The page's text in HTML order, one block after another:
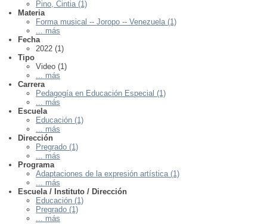
Pino, Cintia (1)
Materia
Forma musical -- Joropo -- Venezuela (1)
... más
Fecha
2022 (1)
Tipo
Video (1)
... más
Carrera
Pedagogía en Educación Especial (1)
... más
Escuela
Educación (1)
... más
Dirección
Pregrado (1)
... más
Programa
Adaptaciones de la expresión artística (1)
... más
Escuela / Instituto / Dirección
Educación (1)
Pregrado (1)
... más